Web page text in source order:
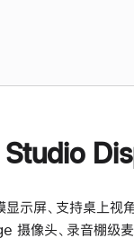
示屏、支持桌上视
像头、录音棚级麦